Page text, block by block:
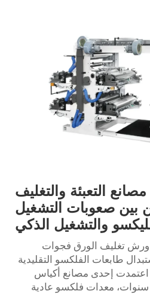
التعبئة والتغليف
بين صعوبات التشغيل
والتشغيل الذكي
تغليف الورق فجوات
طابعات الفلكسو التقليدية
إحدى مصانع أكياس
سنوات، معدات فلكسو عادية